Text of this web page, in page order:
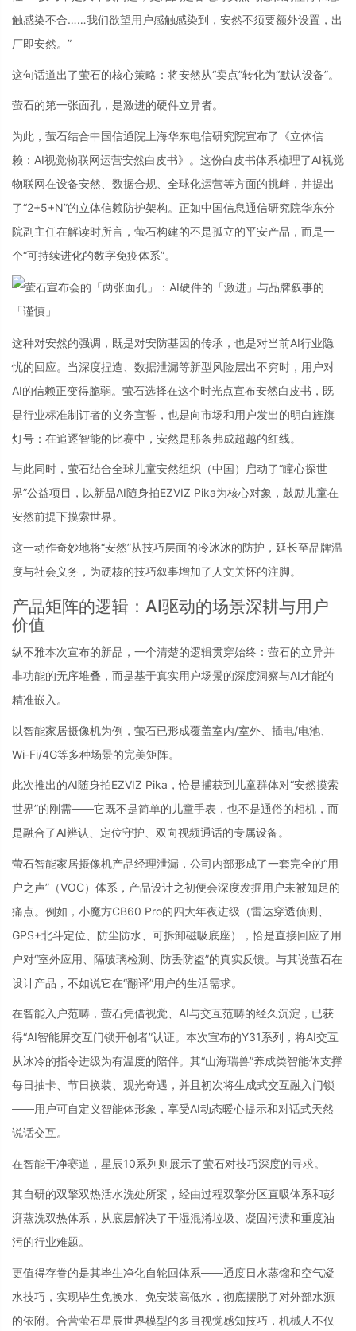
触感染不合……我们欲望用户感触感染到，安然不须要额外设置，出
厂即安然。”
这句话道出了萤石的核心策略：将安然从“卖点”转化为“默认设备”。
萤石的第一张面孔，是激进的硬件立异者。
为此，萤石结合中国信通院上海华东电信研究院宣布了《立体信
赖：AI视觉物联网运营安然白皮书》。这份白皮书体系梳理了AI视觉
物联网在设备安然、数据合规、全球化运营等方面的挑衅，并提出
了“2+5+N”的立体信赖防护架构。正如中国信息通信研究院华东分
院副主任在解读时所言，萤石构建的不是孤立的平安产品，而是一
个“可持续进化的数字免疫体系”。
这种对安然的强调，既是对安防基因的传承，也是对当前AI行业隐
忧的回应。当深度捏造、数据泄漏等新型风险层出不穷时，用户对
AI的信赖正变得脆弱。萤石选择在这个时光点宣布安然白皮书，既
是行业标准制订者的义务宣誓，也是向市场和用户发出的明白旌旗
灯号：在追逐智能的比赛中，安然是那条弗成超越的红线。
与此同时，萤石结合全球儿童安然组织（中国）启动了“瞳心探世
界”公益项目，以新品AI随身拍EZVIZ Pika为核心对象，鼓励儿童在
安然前提下摸索世界。
这一动作奇妙地将“安然”从技巧层面的冷冰冰的防护，延长至品牌温
度与社会义务，为硬核的技巧叙事增加了人文关怀的注脚。
产品矩阵的逻辑：AI驱动的场景深耕与用户
价值
纵不雅本次宣布的新品，一个清楚的逻辑贯穿始终：萤石的立异并
非功能的无序堆叠，而是基于真实用户场景的深度洞察与AI才能的
精准嵌入。
以智能家居摄像机为例，萤石已形成覆盖室内/室外、插电/电池、
Wi-Fi/4G等多种场景的完美矩阵。
此次推出的AI随身拍EZVIZ Pika，恰是捕获到儿童群体对“安然摸索
世界”的刚需——它既不是简单的儿童手表，也不是通俗的相机，而
是融合了AI辨认、定位守护、双向视频通话的专属设备。
萤石智能家居摄像机产品经理泄漏，公司内部形成了一套完全的“用
户之声”（VOC）体系，产品设计之初便会深度发掘用户未被知足的
痛点。例如，小魔方CB60 Pro的四大年夜进级（雷达穿透侦测、
GPS+北斗定位、防尘防水、可拆卸磁吸底座），恰是直接回应了用
户对“室外应用、隔玻璃检测、防丢防盗”的真实反馈。与其说萤石在
设计产品，不如说它在“翻译”用户的生活需求。
在智能入户范畴，萤石凭借视觉、AI与交互范畴的经久沉淀，已获
得“AI智能屏交互门锁开创者”认证。本次宣布的Y31系列，将AI交互
从冰冷的指令进级为有温度的陪伴。其“山海瑞兽”养成类智能体支撑
每日抽卡、节日换装、观光奇遇，并且初次将生成式交互融入门锁
——用户可自定义智能体形象，享受AI动态暖心提示和对话式天然
说话交互。
在智能干净赛道，星辰10系列则展示了萤石对技巧深度的寻求。
其自研的双擎双热活水洗处所案，经由过程双擎分区直吸体系和彭
湃蒸洗双热体系，从底层解决了干湿混淆垃圾、凝固污渍和重度油
污的行业难题。
更值得存眷的是其毕生净化自轮回体系——通度日水蒸馏和空气凝
水技巧，实现毕生免换水、免安装高低水，彻底摆脱了对外部水源
的依附。合营萤石星辰世界模型的多目视觉感知技巧，机械人不仅